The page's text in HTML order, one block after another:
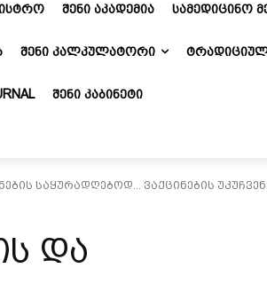
ᲨᲔᲜᲘ ᲐᲙᲐᲓᲔᲛᲘᲐ ᲡᲐᲛᲔᲓᲘᲪᲘᲜᲝ
ᲨᲔᲜᲘ ᲙᲐᲚᲙᲣᲚᲐᲢᲝᲠᲘ
ᲨᲔᲜᲘ ᲙᲐᲑᲘᲜᲔᲢᲘ
საყურადღებოდ... ვაქცინების
და